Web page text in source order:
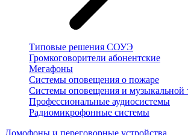
Типовые решения СОУЭ
Громкоговорители абонентские
Мегафоны
Системы оповещения о пожаре
Системы оповещения и музыкальной
Профессиональные аудиосистемы
Радиомикрофонные системы
Домофоны и переговорные устройства